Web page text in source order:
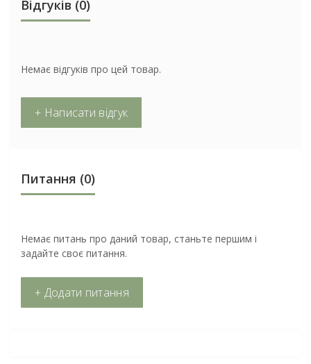
Відгуків (0)
Немає відгуків про цей товар.
+ Написати відгук
Питання (0)
Немає питань про даний товар, станьте першим і
задайте своє питання.
+ Додати питання